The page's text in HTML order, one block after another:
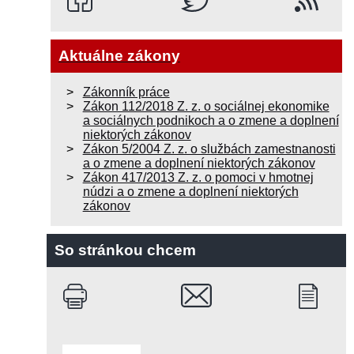
Aktuálne zákony
Zákonník práce
Zákon 112/2018 Z. z. o sociálnej ekonomike
a sociálnych podnikoch a o zmene a doplnení
niektorých zákonov
Zákon 5/2004 Z. z. o službách zamestnanosti
a o zmene a doplnení niektorých zákonov
Zákon 417/2013 Z. z. o pomoci v hmotnej
núdzi a o zmene a doplnení niektorých
zákonov
So stránkou chcem